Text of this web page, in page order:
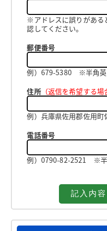
※アドレスに誤りがある
認してください。
郵便番号
例）679-5380 ※半角英
住所（返信を希望する場
例）兵庫県佐用郡佐用町
電話番号
例）0790-82-2521 ※半